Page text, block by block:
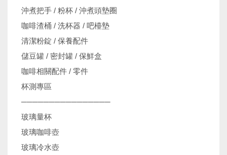
沖煮把手 / 粉杯 / 沖煮頭墊圈
咖啡渣桶 / 洗杯器 / 吧檯墊
清潔粉錠 / 保養配件
儲豆罐 / 密封罐 / 保鮮盒
咖啡相關配件 / 零件
杯測專區
────────────────
玻璃量杯
玻璃咖啡壺
玻璃冷水壺